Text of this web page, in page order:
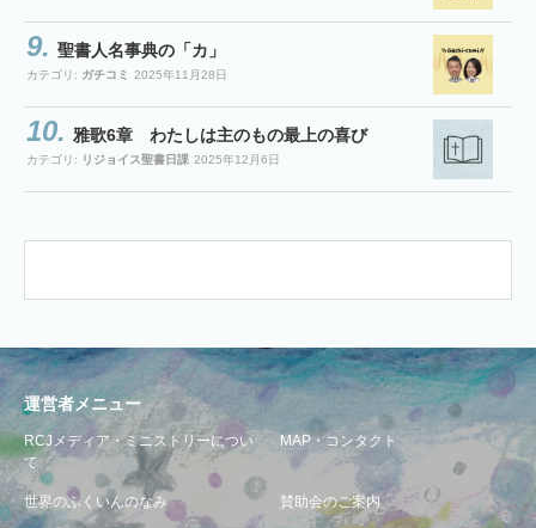
聖書人名事典の「カ」
カテゴリ: ガチコミ 2025年11月28日
雅歌6章 わたしは主のもの最上の喜び
カテゴリ: リジョイス聖書日課 2025年12月6日
運営者メニュー
RCJメディア・ミニストリーについ
て
MAP・コンタクト
世界のふくいんのなみ 賛助会のご案内